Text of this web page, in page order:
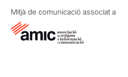
Mitjà de comunicació associat a